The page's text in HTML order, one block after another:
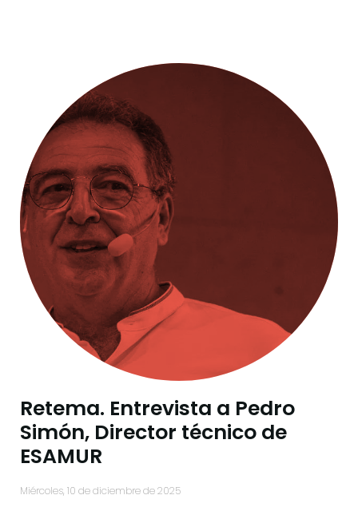
Retema. Entrevista a Pedro
Simón, Director técnico de
ESAMUR
miércoles, 10 de diciembre de 2025